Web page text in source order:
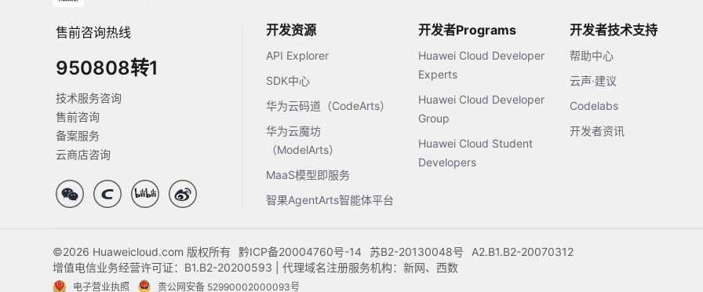
售前咨询热线
950808转1
技术服务咨询
售前咨询
备案服务
云商店咨询
开发资源
API Explorer
SDK中心
华为云码道（CodeArts）
华为云魔坊
（ModelArts）
MaaS模型即服务
智果AgentArts智能体平台
开发者Programs
Huawei Cloud Developer
Experts
Huawei Cloud Developer
Group
Huawei Cloud Student
Developers
开发者技术支持
帮助中心
云声·建议
Codelabs
开发者资讯
©2026 Huaweicloud.com 版权所有 黔ICP备20004760号-14 苏B2-20130048号
A2.B1.B2-20070312
增值电信业务经营许可证：B1.B2-20200593 | 代理域名注册服务机构：新网、西数
电子营业执照 贵公网安备 52990002000093号